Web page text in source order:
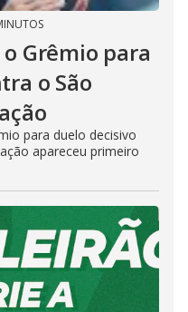
Grêmio para
o São
para duelo decisivo
apareceu primeiro